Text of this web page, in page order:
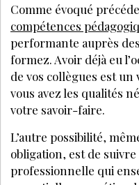
Comme évoqué
compétences
performante auprès
formez. Avoir déjà eu
de vos collègues est u
LA SUITE
AUX